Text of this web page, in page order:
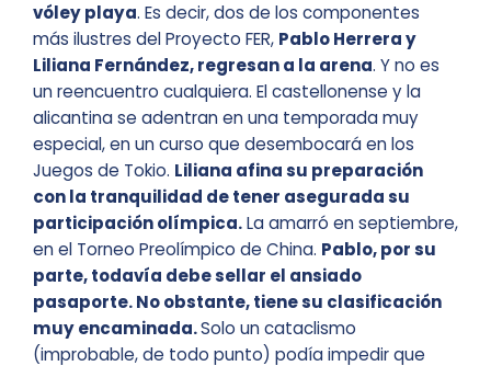
vóley playa. Es decir, dos de los componentes
más ilustres del Proyecto FER, Pablo Herrera y
Liliana Fernández, regresan a la arena. Y no es
un reencuentro cualquiera. El castellonense y la
alicantina se adentran en una temporada muy
especial, en un curso que desembocará en los
Juegos de Tokio. Liliana afina su preparación
con la tranquilidad de tener asegurada su
participación olímpica.La amarró en septiembre,
en el Torneo Preolímpico de China. Pablo, por su
parte, todavía debe sellar el ansiado
pasaporte. No obstante, tiene su clasificación
muy encaminada.Solo un cataclismo
(improbable, de todo punto) podía impedir que